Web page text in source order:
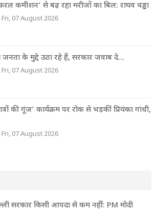
कमीशन’ से बढ़ रहा मरीजों का बिल: राघव चड्ढा
Fri, 07 August 2026
जनता के मुद्दे उठा रहे हैं, सरकार जवाब दे…
Fri, 07 August 2026
की गूंज’ कार्यक्रम पर रोक से भड़कीं प्रियंका गांधी,
Fri, 07 August 2026
सरकार किसी आपदा से कम नहीं: PM मोदी